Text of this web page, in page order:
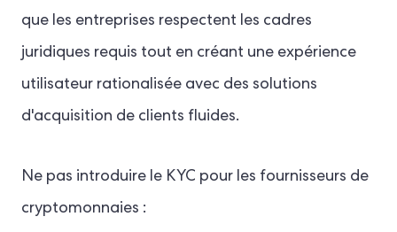
que les entreprises respectent les cadres
juridiques requis tout en créant une expérience
utilisateur rationalisée avec des solutions
d'acquisition de clients fluides.
Ne pas introduire le KYC pour les fournisseurs de
cryptomonnaies :